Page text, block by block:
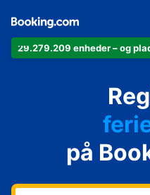
29.279.209 enheder – og
din
dit
dit
dit bed
på